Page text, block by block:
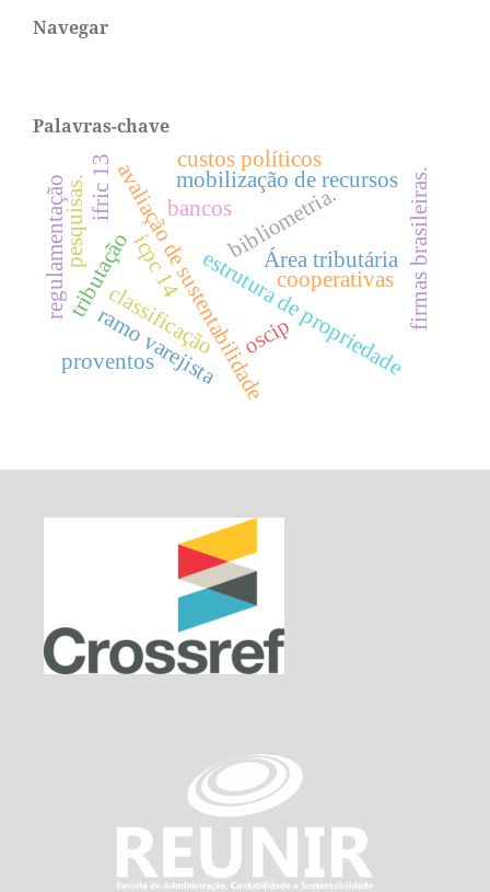
Navegar
Palavras-chave
classificação
Área tributária
tributação estrutura de propriedadefirmas brasileiras.
avaliação de sustentabilidadebibliometria.
bancos
regulamentaçãopesquisas. mobilização de recursos
oscip
ramo varejista
custos políticos
ifric 13
icpc 14 cooperativas
proventos